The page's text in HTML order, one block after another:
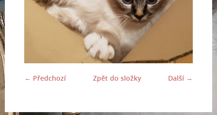
← Předchozí Další →
Zpět do složky